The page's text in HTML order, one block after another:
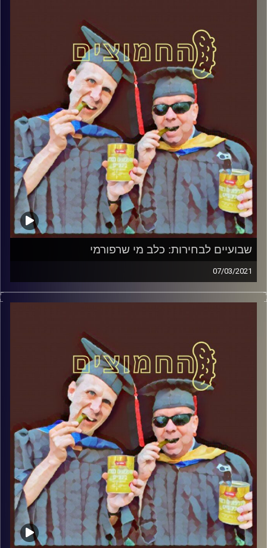
עם פרופסור בועז בן-דוד ופרופסור גלעד
הירשברגר
והפעם: שבוע לבחירות: האדישות – כרסום יסוד
הדמוקרטיה
קרדיט תמונות:AudioVersity
שבועיים לבחירות: כלב מי שרפורמי
07/03/2021
החמוצים – בפעם הרביעית
עם פרופסור בועז בן-דוד ופרופסור גלעד
הירשברגר
והפעם: שבועיים לבחירות: כלב מי שרפורמי
קרדיט תמונות:AudioVersity